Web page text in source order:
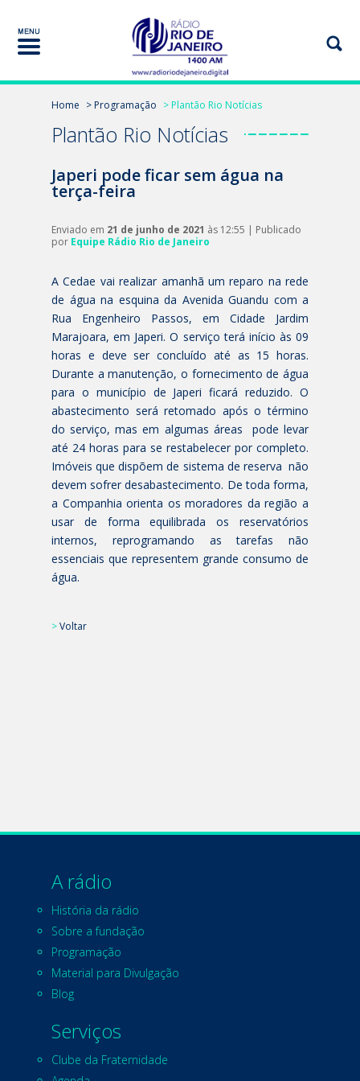
Home > Programação > Plantão Rio Notícias
Plantão Rio Notícias
Japeri pode ficar sem água na
terça-feira
Enviado em 21 de junho de 2021 às 12:55 | Publicado
por Equipe Rádio Rio de Janeiro
A Cedae vai realizar amanhã um reparo na rede
de água na esquina da Avenida Guandu com a
Rua Engenheiro Passos, em Cidade Jardim
Marajoara, em Japeri. O serviço terá início às 09
horas e deve ser concluído até as 15 horas.
Durante a manutenção, o fornecimento de água
para o município de Japeri ficará reduzido. O
abastecimento será retomado após o término
do serviço, mas em algumas áreas pode levar
até 24 horas para se restabelecer por completo.
Imóveis que dispõem de sistema de reserva não
devem sofrer desabastecimento. De toda forma,
a Companhia orienta os moradores da região a
usar de forma equilibrada os reservatórios
internos, reprogramando as tarefas não
essenciais que representem grande consumo de
água.
>Voltar
A rádio
História da rádio
Sobre a fundação
Programação
Material para Divulgação
Blog
Serviços
Clube da Fraternidade